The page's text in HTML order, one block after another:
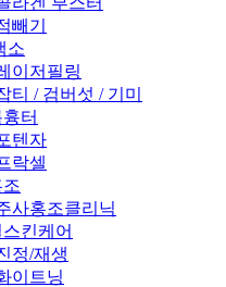
빼기
소
이저필링
티 / 검버섯 / 기미
터
텐자
락셀
사홍조클리닉
킨케어
정/재생
이트닝